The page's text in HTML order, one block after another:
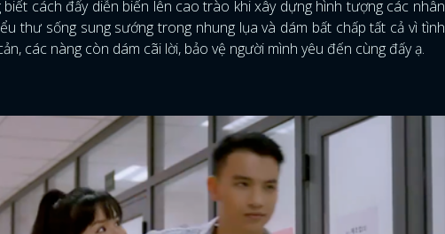
cách đẩy diễn biến lên cao trào khi xây dựng hình tượng các nhân
thư sống sung sướng trong nhung lụa và dám bất chấp tất cả vì tình
các nàng còn dám cãi lời, bảo vệ người mình yêu đến cùng đấy ạ.